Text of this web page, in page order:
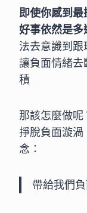
即使你感到
好事依然是多
法去意識到
讓負面情緒去
積
那該怎麼做呢
掙脫負面漩渦
念：
帶給我們